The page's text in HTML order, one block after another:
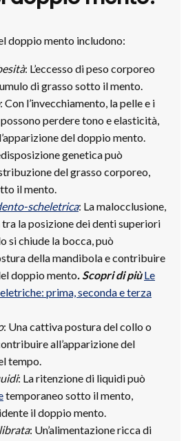
doppio mento includono:
: L’eccesso di peso corporeo
di grasso sotto il mento.
: Con l’invecchiamento, la pelle e i
perdere tono e elasticità,
del doppio mento.
genetica può
del grasso corporeo,
il mento.
scheletrica: La malocclusione,
tra la posizione dei denti superiori
si chiude la bocca, può
della mandibola e contribuire
doppio mento. Scopri di più Le
prima, seconda e terza
: Una cattiva postura del collo o
all’apparizione del
tempo.
: La ritenzione di liquidi può
temporaneo sotto il mento,
il doppio mento.
: Un’alimentazione ricca di